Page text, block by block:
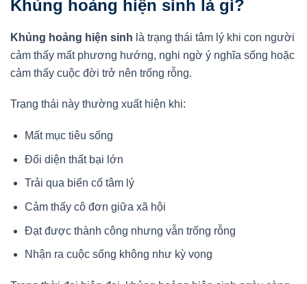
Khủng hoảng hiện sinh là gì?
Khủng hoảng hiện sinh là trạng thái tâm lý khi con người
cảm thấy mất phương hướng, nghi ngờ ý nghĩa sống hoặc
cảm thấy cuộc đời trở nên trống rỗng.
Trạng thái này thường xuất hiện khi:
Mất mục tiêu sống
Đối diện thất bại lớn
Trải qua biến cố tâm lý
Cảm thấy cô đơn giữa xã hội
Đạt được thành công nhưng vẫn trống rỗng
Nhận ra cuộc sống không như kỳ vọng